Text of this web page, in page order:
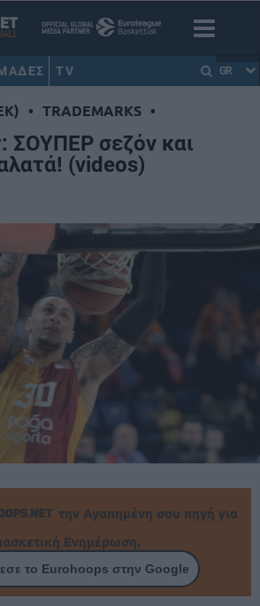
TV GR
• TRADEMARKS •
ΣΟΥΠΕΡ σεζόν και
(videos)
την Αγαπημένη σου πηγή για
Ενημέρωση.
το Eurohoops στην Google